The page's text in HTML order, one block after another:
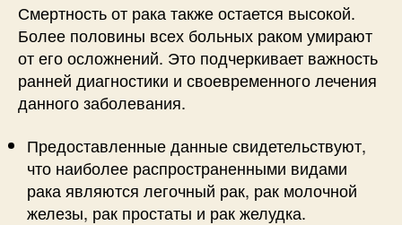
Смертность от рака также остается высокой.
Более половины всех больных раком умирают
от его осложнений. Это подчеркивает важность
ранней диагностики и своевременного лечения
данного заболевания.
Предоставленные данные свидетельствуют,
что наиболее распространенными видами
рака являются легочный рак, рак молочной
железы, рак простаты и рак желудка.